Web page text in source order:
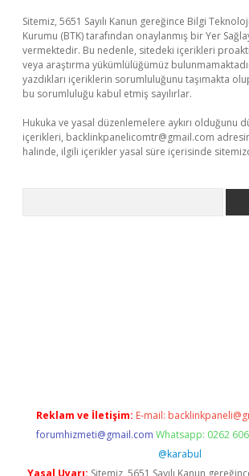
Sitemiz, 5651 Sayılı Kanun gereğince Bilgi
Kurumu (BTK) tarafından onaylanmış bir Yer
vermektedir. Bu nedenle, sitedeki içerikleri
veya araştırma yükümlülüğümüz
yazdıkları içeriklerin sorumluluğunu taşımakta
bu sorumluluğu kabul etmiş sayılırlar.
Hukuka ve yasal düzenlemelere aykırı olduğunu
içerikleri, backlinkpanelicomtr@gmail.com
halinde, ilgili içerikler yasal süre içerisinde
Reklam ve İletişim: E-mail:
forumhizmeti@gmail.com Whatsapp: 0262
@karabul
Yasal Uyarı: Sitemiz, 5651 Sayılı Kanun